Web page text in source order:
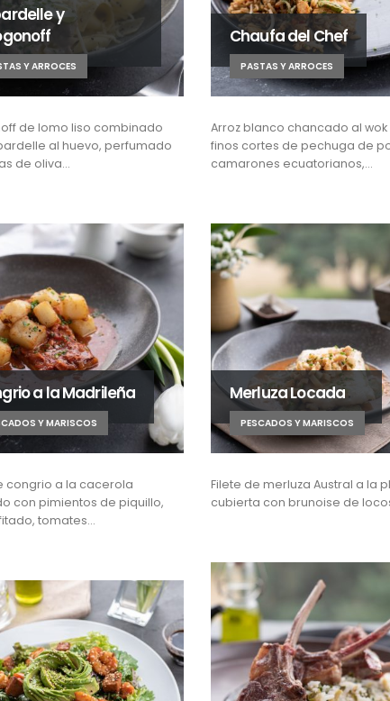
y
Y ARROCES
de lomo liso combinado
al huevo, perfumado
de oliva…
Chaufa del Chef
PASTAS Y ARROCES
Arroz blanco chancado al wok
finos cortes de pechuga de
camarones ecuatorianos,…
a la Madrileña
Y MARISCOS
congrio a la cacerola
con pimientos de piquillo,
tomates…
Merluza Locada
PESCADOS Y MARISCOS
Filete de merluza Austral a la
cubierta con brunoise de